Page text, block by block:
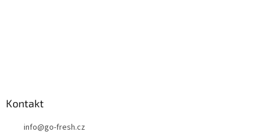
Kontakt
info@go-fresh.cz